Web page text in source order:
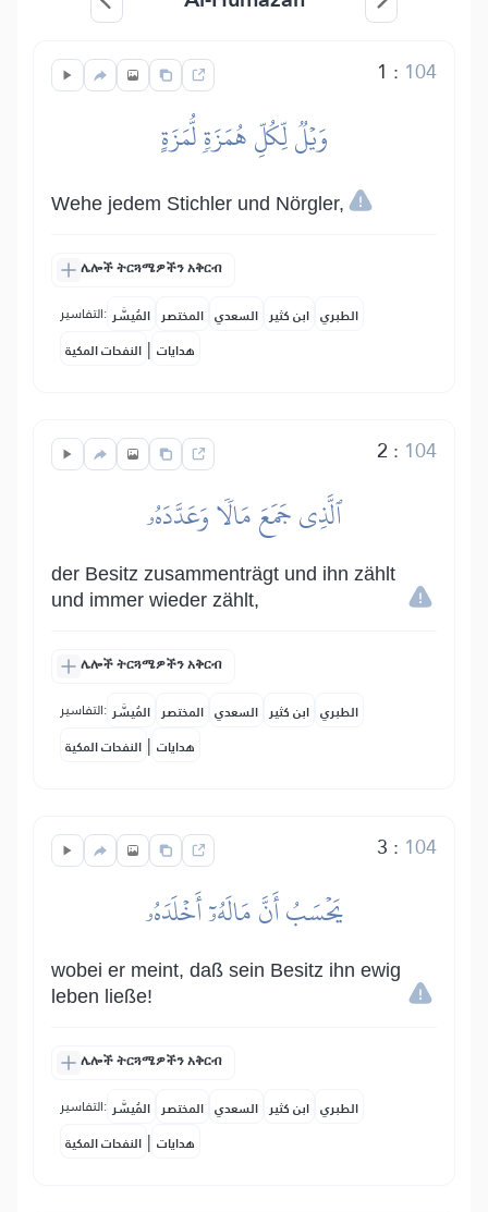
1 : 104
وَيۡلٞ لِّكُلِّ هُمَزَةٖ لُّمَزَةٍ
Wehe jedem Stichler und Nörgler,
ሌሎች ትርጓሜዎችን አቅርብ
التفاسير: المُيسَّر المختصر السعدي ابن كثير الطبري
النفحات المكية | هدايات
2 : 104
ٱلَّذِي جَمَعَ مَالٗا وَعَدَّدَهُۥ
der Besitz zusammenträgt und ihn zählt
und immer wieder zählt,
ሌሎች ትርጓሜዎችን አቅርብ
التفاسير: المُيسَّر المختصر السعدي ابن كثير الطبري
النفحات المكية | هدايات
3 : 104
يَحۡسَبُ أَنَّ مَالَهُۥٓ أَخۡلَدَهُۥ
wobei er meint, daß sein Besitz ihn ewig
leben ließe!
ሌሎች ትርጓሜዎችን አቅርብ
التفاسير: المُيسَّر المختصر السعدي ابن كثير الطبري
النفحات المكية | هدايات